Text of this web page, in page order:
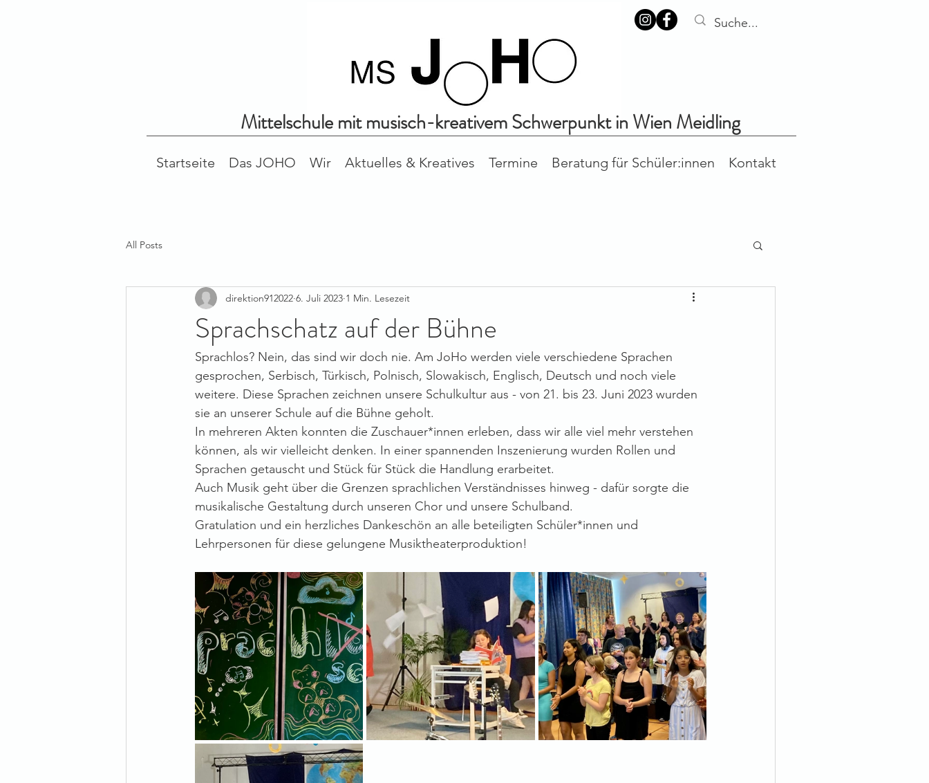
Mittelschule mit musisch-kreativem Schwerpunkt in Wien Meidling
Startseite Das JOHO Wir Aktuelles & Kreatives Termine Beratung für Schüler:innen Kontakt
All Posts
Sprachschatz auf der Bühne
direktion912022 6. Juli 2023 1 Min. Lesezeit
Sprachlos? Nein, das sind wir doch nie. Am JoHo werden viele verschiedene Sprachen
gesprochen, Serbisch, Türkisch, Polnisch, Slowakisch, Englisch, Deutsch und noch viele
weitere. Diese Sprachen zeichnen unsere Schulkultur aus - von 21. bis 23. Juni 2023 wurden
sie an unserer Schule auf die Bühne geholt.
In mehreren Akten konnten die Zuschauer*innen erleben, dass wir alle viel mehr verstehen
können, als wir vielleicht denken. In einer spannenden Inszenierung wurden Rollen und
Sprachen getauscht und Stück für Stück die Handlung erarbeitet.
Auch Musik geht über die Grenzen sprachlichen Verständnisses hinweg - dafür sorgte die
musikalische Gestaltung durch unseren Chor und unsere Schulband.
Gratulation und ein herzliches Dankeschön an alle beteiligten Schüler*innen und
Lehrpersonen für diese gelungene Musiktheaterproduktion!